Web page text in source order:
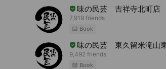
味の民芸 吉祥寺北町店
7,919 friends
Book
味の民芸 東久留米滝山
9,492 friends
Book